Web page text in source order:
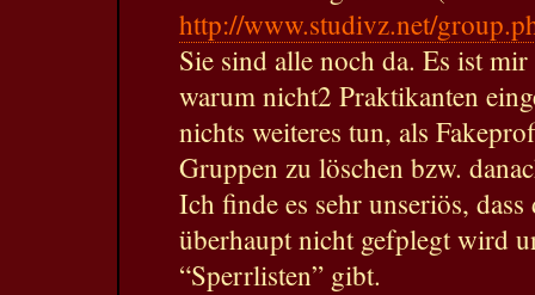
http://www.studivz.net/
Sie sind alle noch da. Es ist
warum nicht2 Praktikanten
nichts weiteres tun, als
Gruppen zu löschen bzw.
Ich finde es sehr unseriös, dass
überhaupt nicht gefplegt wird
“Sperrlisten” gibt.